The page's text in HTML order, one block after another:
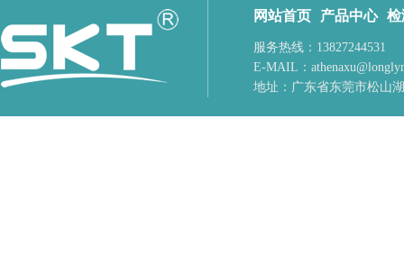
网站首页 产品中心 检
服务热线：13827244531
E-MAIL：
地址： 广东省东莞市松山